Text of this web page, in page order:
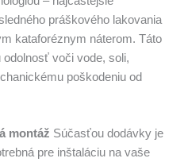
práškového lakovania
kataforéznym náterom. Táto
voči vode, soli,
poškodeniu od
montáž Súčasťou dodávky je
pre inštaláciu na vaše